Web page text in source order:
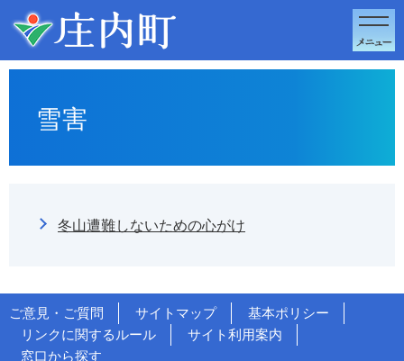
このページの本文へ移動
雪害
冬山遭難しないための心がけ
ご意見・ご質問 サイトマップ
基本ポリシー
リンクに関するルール
サイト利用案内
窓口から探す